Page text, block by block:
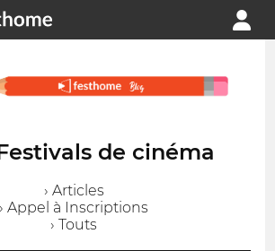
de cinéma
› Articles
› Appel à Inscriptions
› Touts